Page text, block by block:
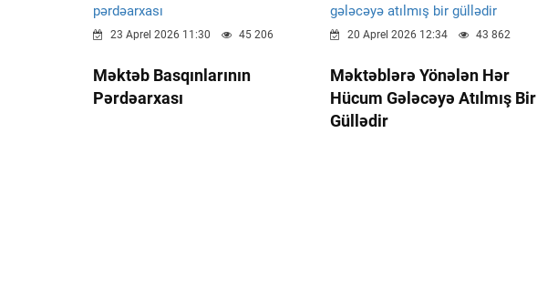
23 Aprel 2026 11:30 45 206
Məktəb Basqınlarının
Pərdəarxası
20 Aprel 2026 12:34 43 862
Məktəblərə Yönələn Hər
Hücum Gələcəyə Atılmış Bir
Güllədir